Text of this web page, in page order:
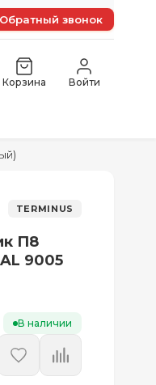
Обратный звонок
Корзина Войти
TERMINUS
П8
9005
В наличии